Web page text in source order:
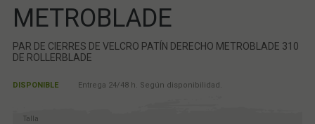
METROBLADE
PAR DE CIERRES DE VELCRO PATÍN DERECHO METROBLADE 310
DE ROLLERBLADE
DISPONIBLE Entrega 24/48 h. Según disponibilidad.
Talla